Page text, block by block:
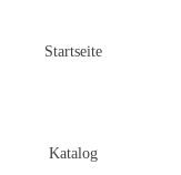
Startseite
Katalog